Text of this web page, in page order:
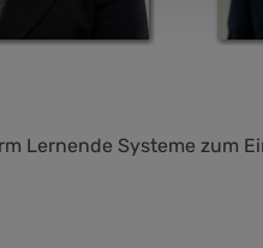
Lernende Systeme zum